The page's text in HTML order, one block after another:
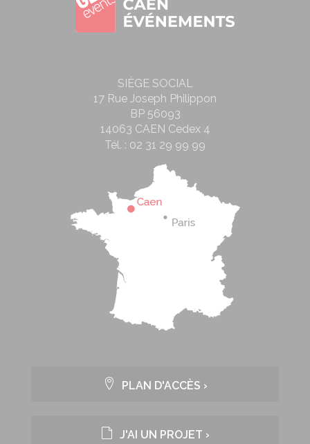
SIÈGE SOCIAL
17 Rue Joseph Philippon
BP 56093
14063 CAEN Cedex 4
Tél. : 02 31 29 99 99
PLAN D'ACCÈS ›
J'AI UN PROJET ›